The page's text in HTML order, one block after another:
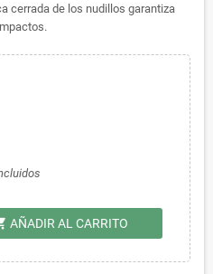
cerrada de los nudillos garantiza
AÑADIR AL CARRITO